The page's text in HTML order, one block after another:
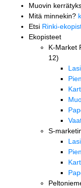
Muovin
Mitä minnekin?
Etsi Rinki-
Ekopisteet
K-Market
12)
S-